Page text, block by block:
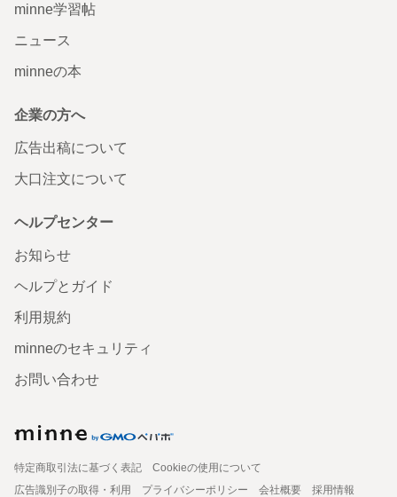
minne学習帖
ニュース
minneの本
企業の方へ
広告出稿について
大口注文について
ヘルプセンター
お知らせ
ヘルプとガイド
利用規約
minneのセキュリティ
お問い合わせ
特定商取引法に基づく表記
Cookieの使用について
広告識別子の取得・利用
プライバシーポリシー 会社概要
採用情報